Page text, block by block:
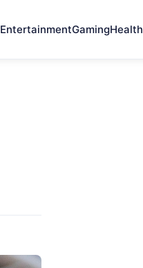
EntertainmentGamingHealth